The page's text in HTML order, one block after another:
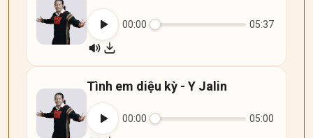
00:00 05:37
Tình em diệu kỳ - Y Jalin
00:00 05:00